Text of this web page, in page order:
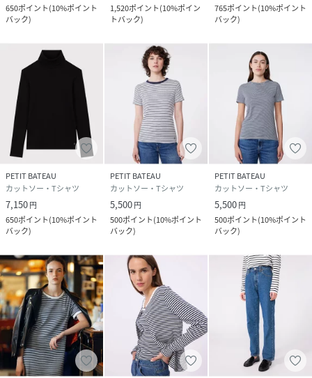
650ポイント(10%ポイント
バック)
1,520ポイント(10%ポイン
トバック)
765ポイント(10%ポイント
バック)
PETIT BATEAU
カットソー・Tシャツ
7,150円
650ポイント(10%ポイント
バック)
PETIT BATEAU
カットソー・Tシャツ
5,500円
500ポイント(10%ポイント
バック)
PETIT BATEAU
カットソー・Tシャツ
5,500円
500ポイント(10%ポイント
バック)